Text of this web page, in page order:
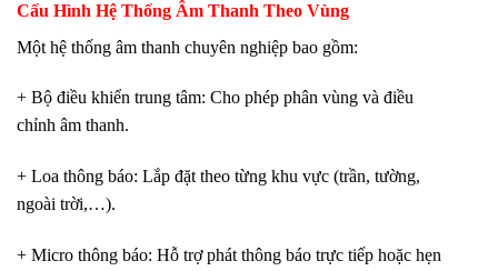
Cấu Hình Hệ Thống Âm Thanh Theo Vùng
Một hệ thống âm thanh chuyên nghiệp bao gồm:
+ Bộ điều khiển trung tâm: Cho phép phân vùng và điều
chỉnh âm thanh.
+ Loa thông báo: Lắp đặt theo từng khu vực (trần, tường,
ngoài trời,…).
+ Micro thông báo: Hỗ trợ phát thông báo trực tiếp hoặc hẹn